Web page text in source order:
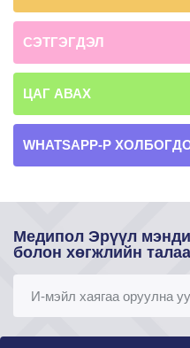
СЭТГЭГДЭЛ
ЦАГ АВАХ
WHATSAPP-Р
Медипол Эрүүл
болон хөгжлийн